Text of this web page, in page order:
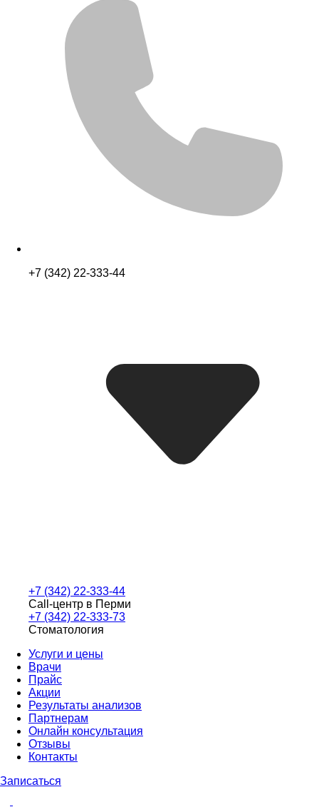
+7 (342) 22-333-44
+7 (342) 22-333-44
Call-центр в Перми
+7 (342) 22-333-73
Стоматология
Услуги и цены
Врачи
Прайс
Акции
Результаты анализов
Партнерам
Онлайн консультация
Отзывы
Контакты
Записаться